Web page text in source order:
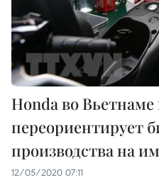
Honda во Вьетнаме
переориентирует
производства на
12/05/2020 07:11